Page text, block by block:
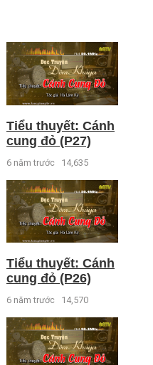
Tiểu thuyết: Cánh
cung đỏ (P27)
6 năm trước 14,635
Tiểu thuyết: Cánh
cung đỏ (P26)
6 năm trước 14,570